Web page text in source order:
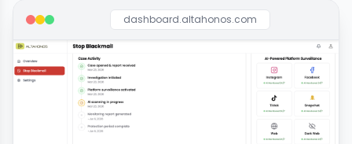
dashboard.altahonos.com